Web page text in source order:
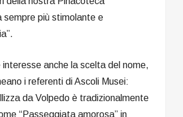
sempre più stimolante e
interesse anche la scelta del nome,
i referenti di Ascoli Musei:
da Volpedo è tradizionalmente
“Passeggiata amorosa” in